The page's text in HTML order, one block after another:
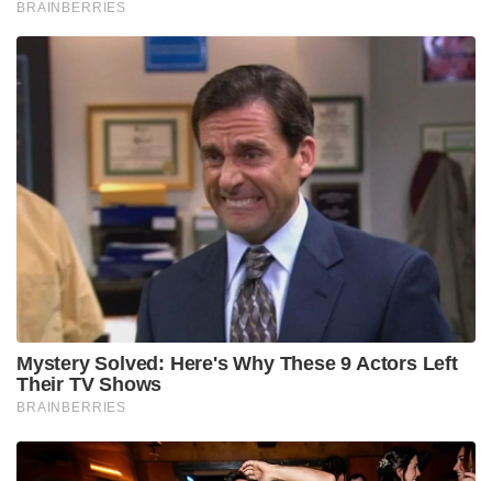
🙏
हर गुरुवार श्रद्धा से इन उपायों को करें, बृहस्पति देव की
कृपा अवश्य मिलेगी।